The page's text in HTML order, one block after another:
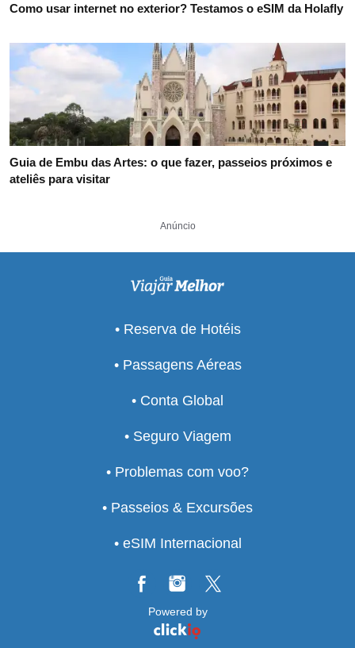
Como usar internet no exterior? Testamos o eSIM da Holafly
Guia de Embu das Artes: o que fazer, passeios próximos e
ateliês para visitar
Anúncio
• Reserva de Hotéis
• Passagens Aéreas
• Conta Global
• Seguro Viagem
• Problemas com voo?
• Passeios & Excursões
• eSIM Internacional
Powered by